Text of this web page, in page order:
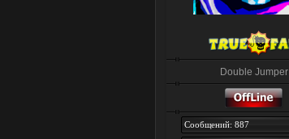
Double Jumper
Сообщений: 887